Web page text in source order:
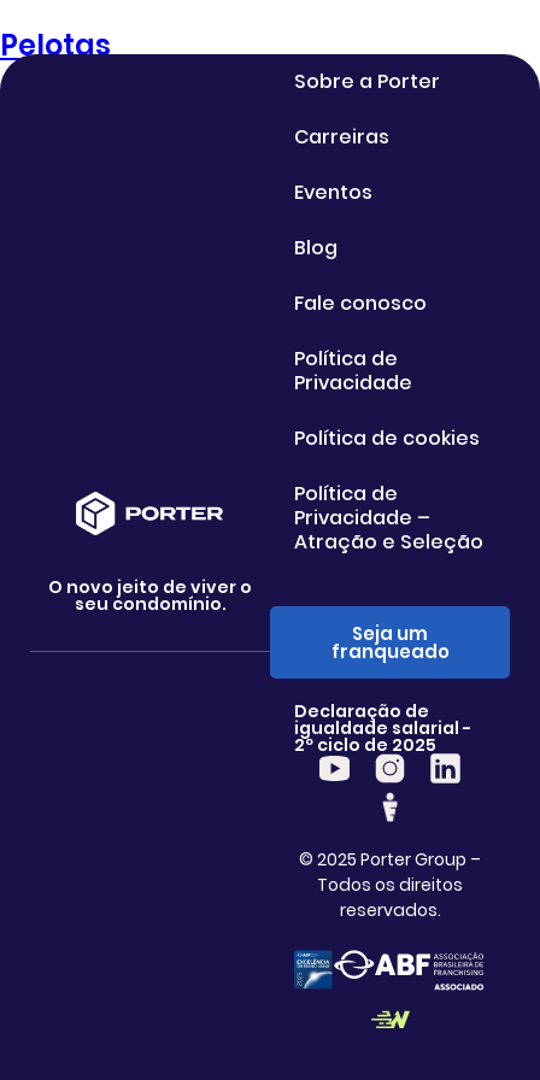
Pelotas
O novo jeito de viver o
seu condomínio.
Sobre a Porter
Carreiras
Eventos
Blog
Fale conosco
Política de
Privacidade
Política de cookies
Política de
Privacidade –
Atração e Seleção
Seja um
franqueado
Declaração de
igualdade salarial -
2º ciclo de 2025
© 2025 Porter Group –
Todos os direitos
reservados.